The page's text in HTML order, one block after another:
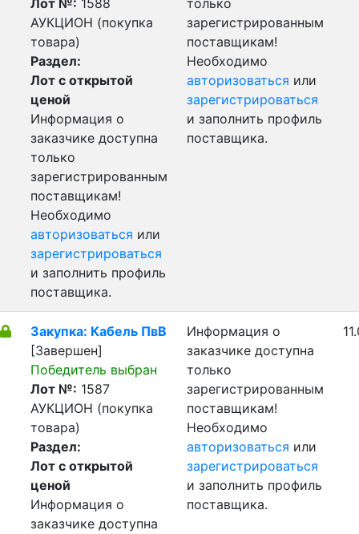
Лот №: 1588
АУКЦИОН (покупка
товара)
Раздел:
Лот с открытой
ценой
Информация о
заказчике доступна
только
зарегистрированным
поставщикам!
Необходимо
авторизоваться или
зарегистрироваться
и заполнить профиль
поставщика.
только
зарегистрированным
поставщикам!
Необходимо
авторизоваться или
зарегистрироваться
и заполнить профиль
поставщика.
Закупка: Кабель ПвВ
[Завершен]
Победитель выбран
Лот №: 1587
АУКЦИОН (покупка
товара)
Раздел:
Лот с открытой
ценой
Информация о
заказчике доступна
Информация о
заказчике доступна
только
зарегистрированным
поставщикам!
Необходимо
авторизоваться или
зарегистрироваться
и заполнить профиль
поставщика.